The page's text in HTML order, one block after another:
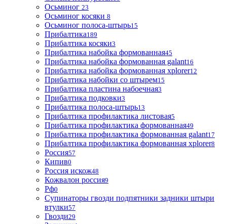
Осьминог 23
Осьминог косяки 8
Осьминог полоса-штырь15
Прибалтика189
Прибалтика косяки3
Прибалтика набойка формованная45
Прибалтика набойка формованная galant16
Прибалтика набойка формованная xplorer12
Прибалтика набойки со штырем15
Прибалтика пластина набоечная3
Прибалтика подковки3
Прибалтика полоса-штырь13
Прибалтика профилактика листовая5
Прибалтика профилактика формованная49
Прибалтика профилактика формованная galant17
Прибалтика профилактика формованная xplorer8
Россия57
Кипив0
Россия искож48
Кожвалон россия9
Рф0
Супинаторы гвозди подпятники задники штыри
втулки57
Гвозди29